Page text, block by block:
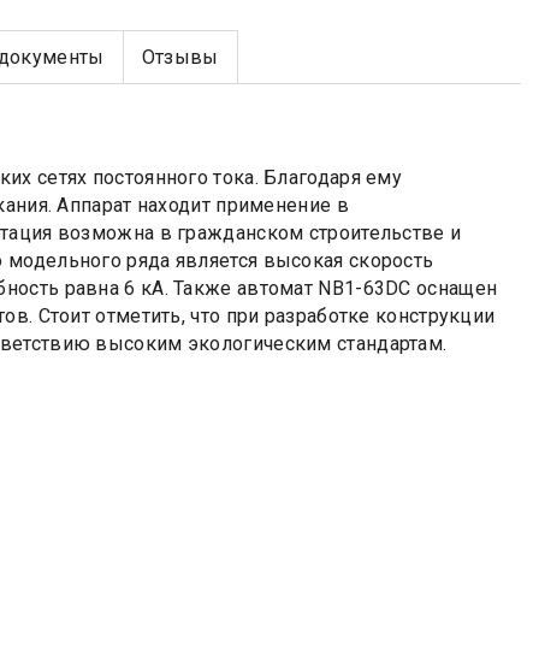
Отзывы
сетях постоянного тока. Благодаря ему
Аппарат находит применение в
возможна в гражданском строительстве и
ряда является высокая скорость
равна 6 кА. Также автомат NB1-63DC оснащен
Стоит отметить, что при разработке конструкции
высоким экологическим стандартам.